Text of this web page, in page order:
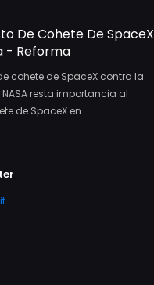
De Cohete De SpaceX
- Reforma
cohete de SpaceX contra la
resta importancia al
de SpaceX en...